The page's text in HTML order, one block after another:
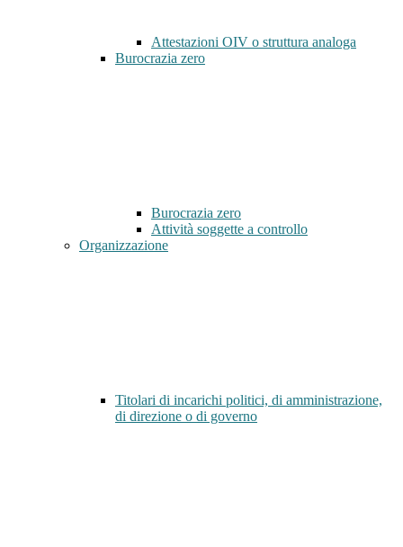
Attestazioni OIV o struttura analoga
Burocrazia zero
Burocrazia zero
Attività soggette a controllo
Organizzazione
Titolari di incarichi politici, di amministrazione,
di direzione o di governo